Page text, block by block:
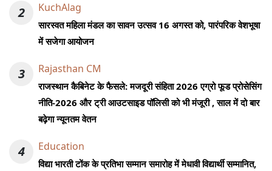
2 KuchAlag
सारस्वत महिला मंडल का सावन उत्सव 16 अगस्त को, पारंपरिक वेशभूषा
में सजेगा आयोजन
3 Rajasthan CM
राजस्थान कैबिनेट के फैसले: मजदूरी संहिता 2026 एग्रो फूड प्रोसेसिंग
नीति-2026 और ट्री आउटसाइड पॉलिसी को भी मंजूरी , साल में दो बार
बढ़ेगा न्यूनतम वेतन
4 Education
विद्या भारती टोंक के प्रतिभा सम्मान समारोह में मेधावी विद्यार्थी सम्मानित,